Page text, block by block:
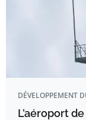
DÉVELOPPEMENT
L’aéroport